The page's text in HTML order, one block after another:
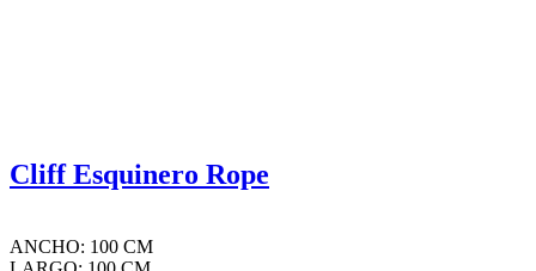
Cliff Esquinero Rope
ANCHO: 100 CM